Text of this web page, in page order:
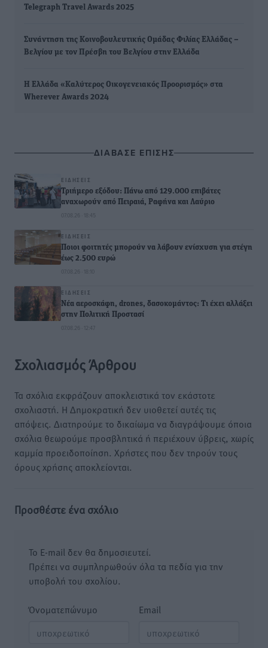
Telegraph Travel Awards 2025
Συνάντηση της Κοινοβουλευτικής Ομάδας Φιλίας Ελλάδας –
Βελγίου με τον Πρέσβη του Βελγίου στην Ελλάδα
Η Ελλάδα «Καλύτερος Οικογενειακός Προορισμός» στα
Wherever Awards 2024
ΔΙΑΒΑΣΕ ΕΠΙΣΗΣ
ΕΙΔΉΣΕΙΣ
Τριήμερο εξόδου: Πάνω από 129.000 επιβάτες
αναχωρούν από Πειραιά, Ραφήνα και Λαύριο
07.08.26 · 18:45
ΕΙΔΉΣΕΙΣ
Ποιοι φοιτητές μπορούν να λάβουν ενίσχυση για στέγη
έως 2.500 ευρώ
07.08.26 · 18:10
ΕΙΔΉΣΕΙΣ
Νέα αεροσκάφη, drones, δασοκομάντος: Τι έχει αλλάξει
στην Πολιτική Προστασί
07.08.26 · 12:47
Σχολιασμός Άρθρου
Τα σχόλια εκφράζουν αποκλειστικά τον εκάστοτε
σχολιαστή. Η Δημοκρατική δεν υιοθετεί αυτές τις
απόψεις. Διατηρούμε το δικαίωμα να διαγράψουμε όποια
σχόλια θεωρούμε προσβλητικά ή περιέχουν ύβρεις, χωρίς
καμμία προειδοποίηση. Χρήστες που δεν τηρούν τους
όρους χρήσης αποκλείονται.
Προσθέστε ένα σχόλιο
Το E-mail δεν θα δημοσιευτεί.
Πρέπει να συμπληρωθούν όλα τα πεδία για την
υποβολή του σχολίου.
Όνοματεπώνυμο Email